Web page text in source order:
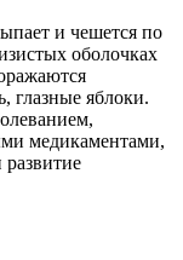
и чешется по
оболочках
глазные яблоки.
медикаментами,
развитие